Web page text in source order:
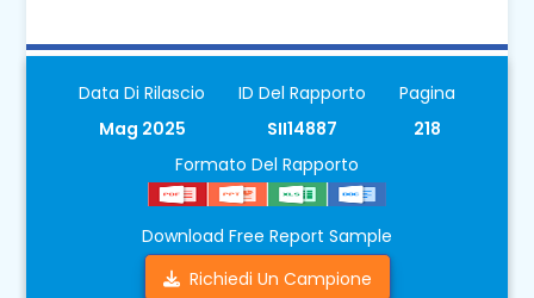
Data Di Rilascio
Mag 2025
ID Del Rapporto
SII14887
Pagina
218
Formato Del Rapporto
Download Free Report Sample
Richiedi Un Campione